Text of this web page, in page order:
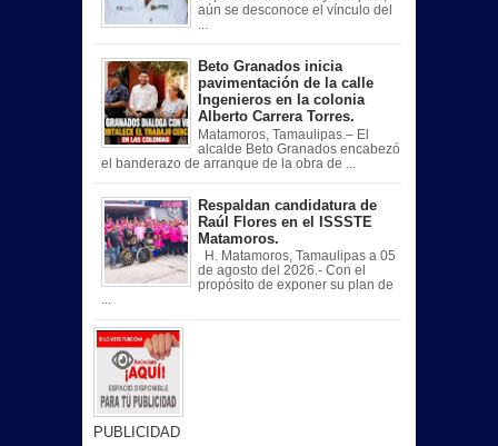
aún se desconoce el vínculo del
Beto Granados inicia
pavimentación de la calle
Ingenieros en la colonia
Alberto Carrera Torres.
Matamoros, Tamaulipas.– El
alcalde Beto Granados encabezó
el banderazo de arranque de la obra de ...
Respaldan candidatura de
Raúl Flores en el ISSSTE
Matamoros.
H. Matamoros, Tamaulipas a 05
de agosto del 2026.- Con el
propósito de exponer su plan de
PUBLICIDAD